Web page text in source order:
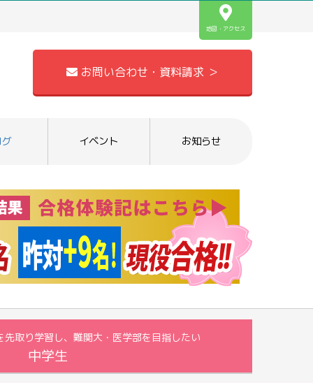
地図・アクセス
お問い合わせ・資料請求 ＞
イベント お知らせ
先取り学習し、難関大・医学部を目指したい
中学生